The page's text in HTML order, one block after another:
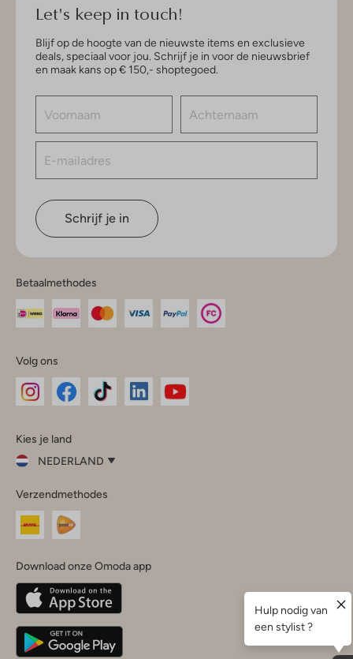
Let's keep in touch!
Blijf op de hoogte van de nieuwste items en exclusieve
deals, speciaal voor jou. Schrijf je in voor de nieuwsbrief
en maak kans op € 150,- shoptegoed.
Schrijf je in
Betaalmethodes
Volg ons
InstagramFacebook
Kies je land
NEDERLAND
je
land
Nederland
Belgique(Français)
Deutschland
Verzendmethodes
Download onze Omoda app